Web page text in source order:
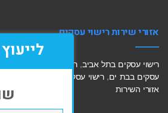
אזורי שירות רישוי עסקים
רישוי עסקים בתל אביב,רישוי עסקים בחולון
עסקים בבת ים,רישוי עסקים בראשון לציון
אזורי השירות